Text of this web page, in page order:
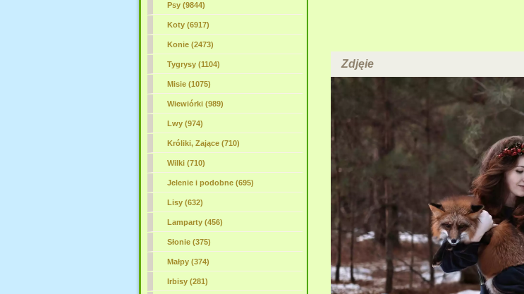
Psy (9844)
Koty (6917)
Konie (2473)
Tygrysy (1104)
Misie (1075)
Wiewiórki (989)
Lwy (974)
Króliki, Zające (710)
Wilki(710)
Jelenie i podobne (695)
Lisy (632)
Lamparty (456)
Słonie (375)
Małpy (374)
Irbisy (281)
Zdjęie